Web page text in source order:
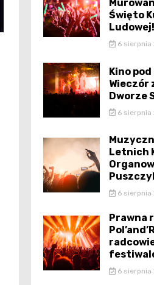
Święto
Ludowej!
6 sierpnia
Kino
Wieczór
Dworze
6 sierpnia
Letnich
6 sierpnia
Prawna
6 sierpnia